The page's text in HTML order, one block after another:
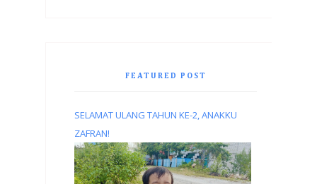
FEATURED POST
SELAMAT ULANG TAHUN KE-2, ANAKKU
ZAFRAN!